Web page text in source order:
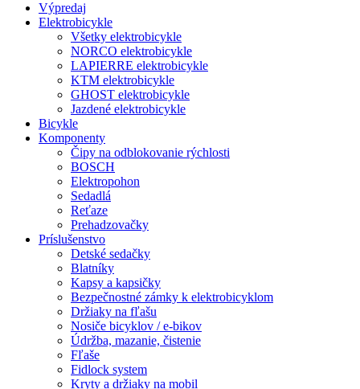
Výpredaj
Elektrobicykle
Všetky elektrobicykle
NORCO elektrobicykle
LAPIERRE elektrobicykle
KTM elektrobicykle
GHOST elektrobicykle
Jazdené elektrobicykle
Bicykle
Komponenty
Čipy na odblokovanie rýchlosti
BOSCH
Elektropohon
Sedadlá
Reťaze
Prehadzovačky
Príslušenstvo
Detské sedačky
Blatníky
Kapsy a kapsičky
Bezpečnostné zámky k elektrobicyklom
Držiaky na fľašu
Nosiče bicyklov / e-bikov
Údržba, mazanie, čistenie
Fľaše
Fidlock system
Kryty a držiaky na mobil